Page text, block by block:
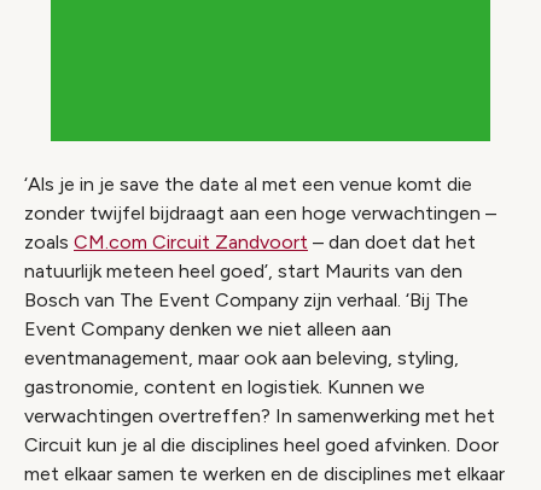
‘Als je in je save the date al met een venue komt die
zonder twijfel bijdraagt aan een hoge verwachtingen –
zoals CM.com Circuit Zandvoort – dan doet dat het
natuurlijk meteen heel goed’, start Maurits van den
Bosch van The Event Company zijn verhaal. ‘Bij The
Event Company denken we niet alleen aan
eventmanagement, maar ook aan beleving, styling,
gastronomie, content en logistiek. Kunnen we
verwachtingen overtreffen? In samenwerking met het
Circuit kun je al die disciplines heel goed afvinken. Door
met elkaar samen te werken en de disciplines met elkaar